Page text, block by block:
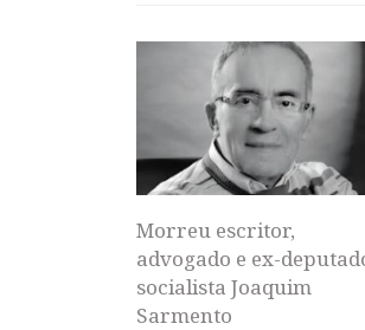
Morreu escritor,
advogado e ex-
socialista Joaquim
Sarmento